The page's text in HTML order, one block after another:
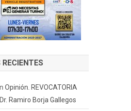
Opinión. REVOCATORIA
Ramiro Borja Gallegos